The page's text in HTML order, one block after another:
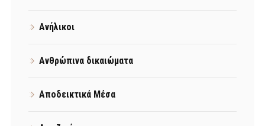
Ανήλικοι
Ανθρώπινα δικαιώματα
Αποδεικτικά Μέσα